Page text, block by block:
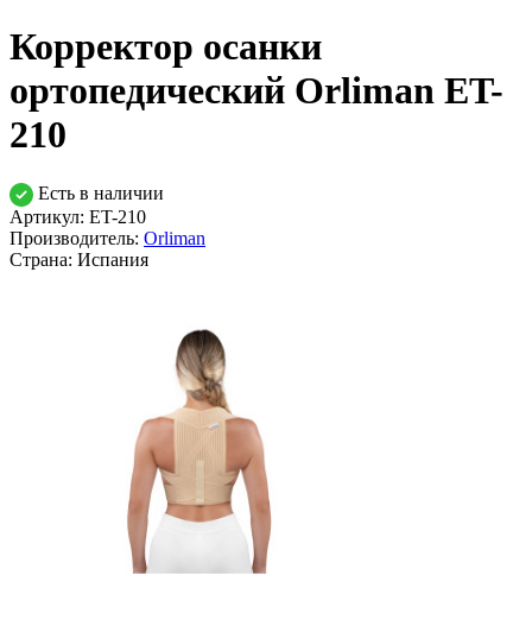
Корректор осанки
ортопедический Orliman ET-
210
Есть в наличии
Артикул: ET-210
Производитель: Orliman
Страна: Испания